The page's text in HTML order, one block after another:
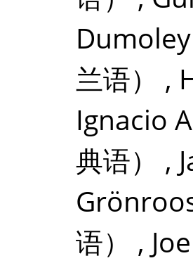
兰语）
,
Ignacio
典语）
,
语）
,